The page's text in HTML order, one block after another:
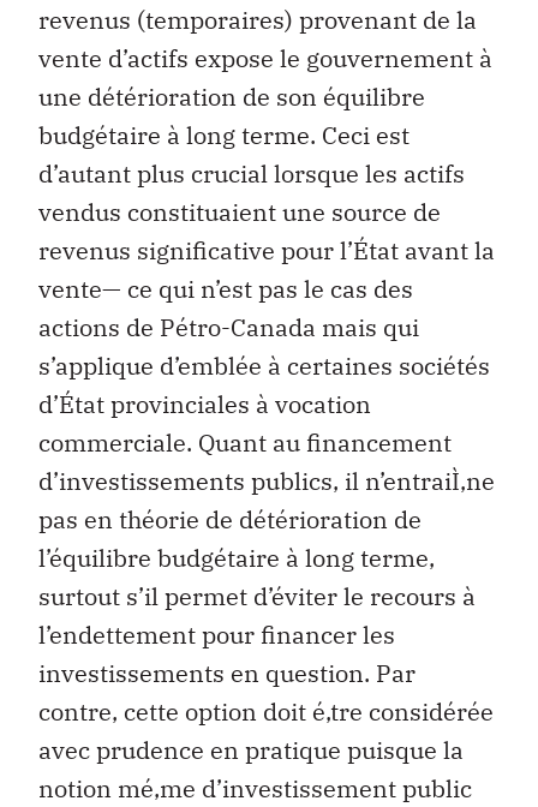
revenus (temporaires) provenant de la
vente d’actifs expose le gouvernement à
une détérioration de son équilibre
budgétaire à long terme. Ceci est
d’autant plus crucial lorsque les actifs
vendus constituaient une source de
revenus significative pour l’État avant la
vente— ce qui n’est pas le cas des
actions de Pétro-Canada mais qui
s’applique d’emblée à certaines sociétés
d’État provinciales à vocation
commerciale. Quant au financement
d’investissements publics, il n’entraiÌ‚ne
pas en théorie de détérioration de
l’équilibre budgétaire à long terme,
surtout s’il permet d’éviter le recours à
l’endettement pour financer les
investissements en question. Par
contre, cette option doit é‚tre considérée
avec prudence en pratique puisque la
notion mé‚me d’investissement public